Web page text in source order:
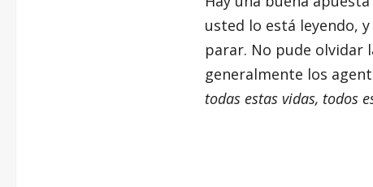
usted lo está leyendo,
parar. No pude olvidar
generalmente los
todas estas vidas, todos